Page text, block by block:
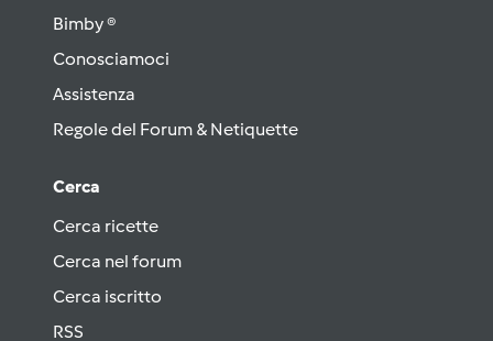
Bimby ®
Conosciamoci
Assistenza
Regole del Forum & Netiquette
Cerca
Cerca ricette
Cerca nel forum
Cerca iscritto
RSS